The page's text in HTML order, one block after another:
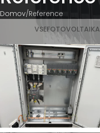
Domov Reference
VSEFOTOVOLTAIKA